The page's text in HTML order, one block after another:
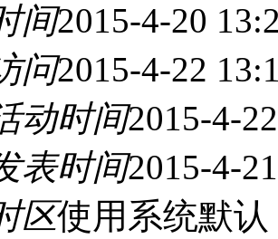
间2015-4-20
问2015-4-22
动时间2015-4-
表时间2015-4-
区使用系统默认